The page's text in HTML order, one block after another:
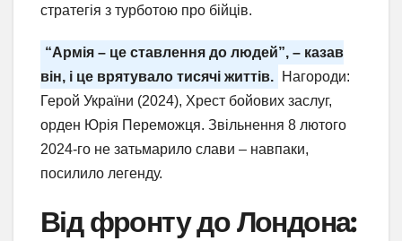
стратегія з турботою про бійців.
“Армія – це ставлення до людей”, – казав
він, і це врятувало тисячі життів.
Нагороди:
Герой України (2024), Хрест бойових заслуг,
орден Юрія Переможця. Звільнення 8 лютого
2024-го не затьмарило слави – навпаки,
посилило легенду.
Від фронту до Лондона: